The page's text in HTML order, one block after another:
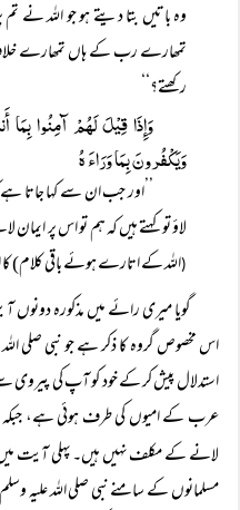
وہ باتیں بتا دیتے ہو جو اللہ نے
تمھارے رب کے ہاں تمھارے
رکھتے؟‘‘
وَإِذَا قِیْلَ لَہُمْ آمِنُوا بِمَا
وَیَکْفُرونَ بِمَا وَرَاءَ ہُ
’’اور جب ان سے کہا جاتا
لاؤ تو کہتے ہیں کہ ہم تو اس پر ایمان
(اللہ کے اتارے ہوئے باقی کلام) کا
گویا میری رائے میں مذکورہ دونوں
اس مخصوص گروہ کا ذکر ہے جو نبی صلی اللہ
استدلال پیش کر کے خود کو آپ کی پیروی
عرب کے امیوں کی طرف ہوئی ہے، جبکہ
لانے کے مکلف نہیں ہیں۔ پہلی آیت
مسلمانوں کے سامنے نبی صلی اللہ علیہ